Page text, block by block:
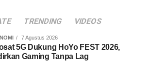
TRENDING VIDEOS
7 Agustus 2026
5G Dukung HoYo FEST 2026,
Gaming Tanpa Lag